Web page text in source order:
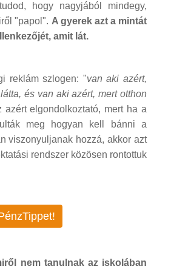
hogy nagyjából mindegy,
"papol". A gyerek azt a mintát
amit lát.
reklám szlogen: "van aki azért,
és van aki azért, mert otthon
azért elgondolkoztató, mert ha a
meg hogyan kell bánni a
viszonyuljanak hozzá, akkor azt
rendszer közösen rontottuk
nem tanulnak az iskolában